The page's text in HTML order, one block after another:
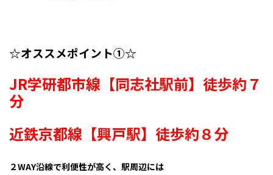
☆オススメポイント①☆
JR学研都市線【同志社駅前】徒歩約７
分
近鉄京都線【興戸駅】徒歩約８分
２WAY沿線で利便性が高く、駅周辺には